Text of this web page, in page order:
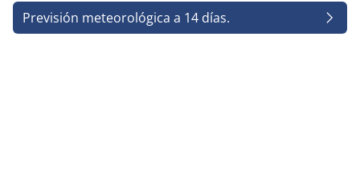
Previsión meteorológica a 14 días.